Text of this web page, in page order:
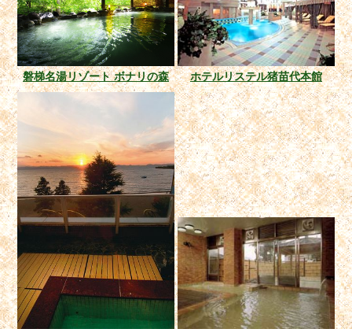
磐梯名湯リゾート ボナリの森 ホテルリステル猪苗代本館